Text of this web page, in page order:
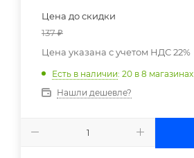
Цена до скидки
137₽
Цена указана с учетом НДС 22%
Есть в наличии: 20 в 8 магазинах
Нашли дешевле?